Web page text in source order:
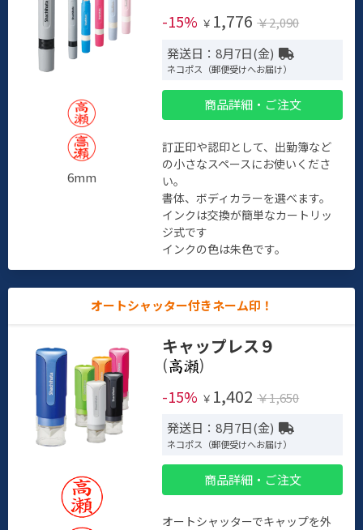
6mm
-15% ￥ 1,776 ￥2,090
発送日：8月7日(金)
ネコポス（郵便受けへお届け）
商品詳細・ご注文
訂正印や認印として、出勤簿など
の小さなスペースにお使いくださ
い。
書体、ボディカラーを選べます。
インクは交換が簡単なカートリッ
ジ式です
インクの色は朱色です。
オートシャッター付きネーム印！
キャップレス９
(
)
-15% ￥ 1,402 ￥1,650
発送日：8月7日(金)
ネコポス（郵便受けへお届け）
商品詳細・ご注文
オートシャッターでキャップを外